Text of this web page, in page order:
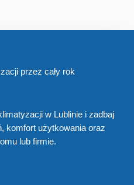
przez cały rok
w Lublinie i zadbaj
komfort użytkowania oraz
lub firmie.